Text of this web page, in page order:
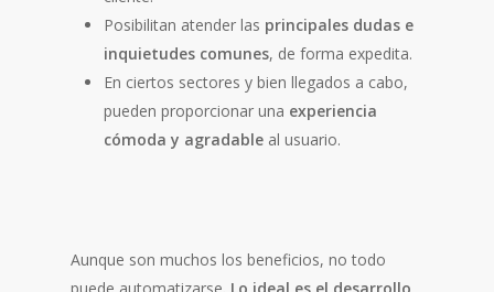
Posibilitan atender las principales dudas e
inquietudes comunes, de forma expedita.
En ciertos sectores y bien llegados a cabo,
pueden proporcionar una experiencia
cómoda y agradable al usuario.
Aunque son muchos los beneficios, no todo
puede automatizarse. Lo ideal es el desarrollo